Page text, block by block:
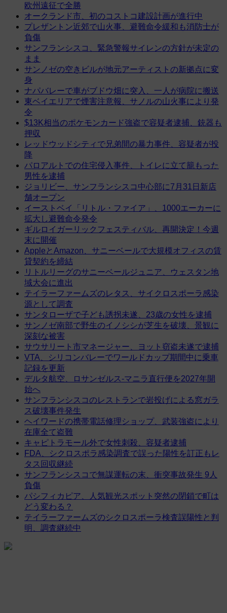
欧州遠征で全勝
オークランド市、初のコストコ建設計画が進行中
プレザントン近郊で山火事、避難命令緩和も消防士が
負傷
サンフランシスコ、緊急警報サイレンの方針が未定の
まま
サンノゼの空きビルが地元アーティストの新拠点に変
身
ナパバレーで車がブドウ畑に突入、一人が病院に搬送
東ベイエリアで煙害注意報、サノルの山火事により発
令
$13K相当のポケモンカード強盗で容疑者逮捕、銃器も
押収
レッドウッドシティで兄弟間の暴力事件、容疑者が投
降
パロアルトでの住宅侵入事件、トイレに立て籠もった
男性を逮捕
ジョリビー、サンフランシスコ中心部に7月31日新店
舗オープン
イーストベイ「リトル・ファイア」、1000エーカーに
拡大し避難命令発令
ギルロイガーリックフェスティバル、再開決定！今週
末に開催
AppleとAmazon、サニーベールで大規模オフィスの賃
貸契約を締結
リトルリーグのサニーベールジュニア、ウェスタン地
域大会に進出
テイラーファームズのレタス、サイクロスポーラ感染
源として調査
サンタローザで子ども誘拐未遂、23歳の女性を逮捕
サンノゼ南部で野生のイノシシが芝生を破壊、景観に
深刻な被害
サウサリート市マネージャー、ヨット窃盗未遂で逮捕
VTA、シリコンバレーでワールドカップ期間中に乗車
記録を更新
デルタ航空、ロサンゼルス-マニラ直行便を2027年開
始へ
サンフランシスコのレストランで岩投げによる窓ガラ
ス破壊事件発生
ヘイワードの携帯電話修理ショップ、武装強盗により
在庫全て盗難
キャピトラモール外で女性刺殺、容疑者逮捕
FDA、シクロスポラ感染調査で誤った陽性を訂正もレ
タス回収継続
サンフランシスコで無謀運転の末、衝突事故発生 9人
負傷
パシフィカピア、人気観光スポット突然の閉鎖で町は
どう変わる？
テイラーファームズのシクロスポーラ検査誤陽性と判
明、調査継続中